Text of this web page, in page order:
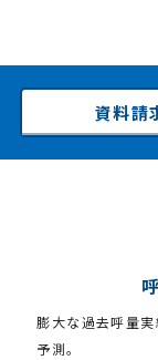
資料請
膨大な過去呼量
予測。